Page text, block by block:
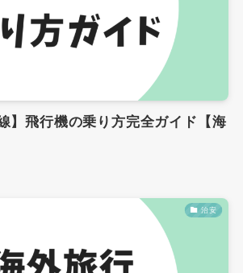
】飛行機の乗り方完全ガイド【海
治安